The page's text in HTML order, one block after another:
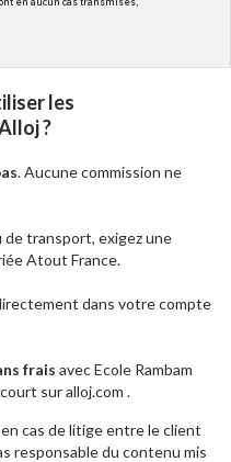
en aucun cas transmises,
les
?
. Aucune commission ne
transport, exigez une
Atout France.
dans votre compte
frais avec Ecole Rambam
sur alloj.com .
cas de litige entre le client
responsable du contenu mis